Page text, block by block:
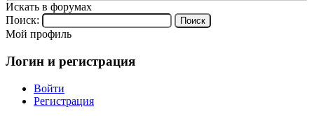
Искать в форумах
Поиск:
Мой профиль
Логин и регистрация
Войти
Регистрация